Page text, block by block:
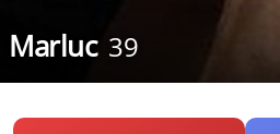
Marluc 39